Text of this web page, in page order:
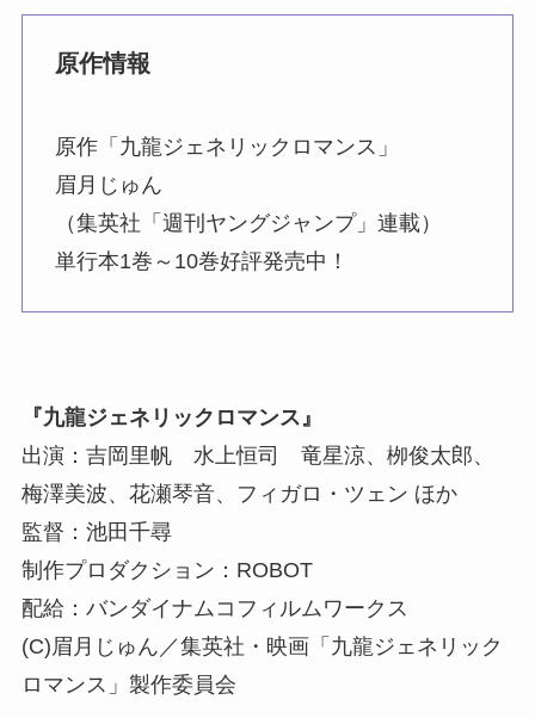
原作情報
原作「九龍ジェネリックロマンス」
眉月じゅん
（集英社「週刊ヤングジャンプ」連載）
単行本1巻～10巻好評発売中！
『九龍ジェネリックロマンス』
出演：吉岡里帆 水上恒司 竜星涼、栁俊太郎、
梅澤美波、花瀬琴音、フィガロ・ツェン ほか
監督：池田千尋
制作プロダクション：ROBOT
配給：バンダイナムコフィルムワークス
(C)眉月じゅん／集英社・映画「九龍ジェネリック
ロマンス」製作委員会